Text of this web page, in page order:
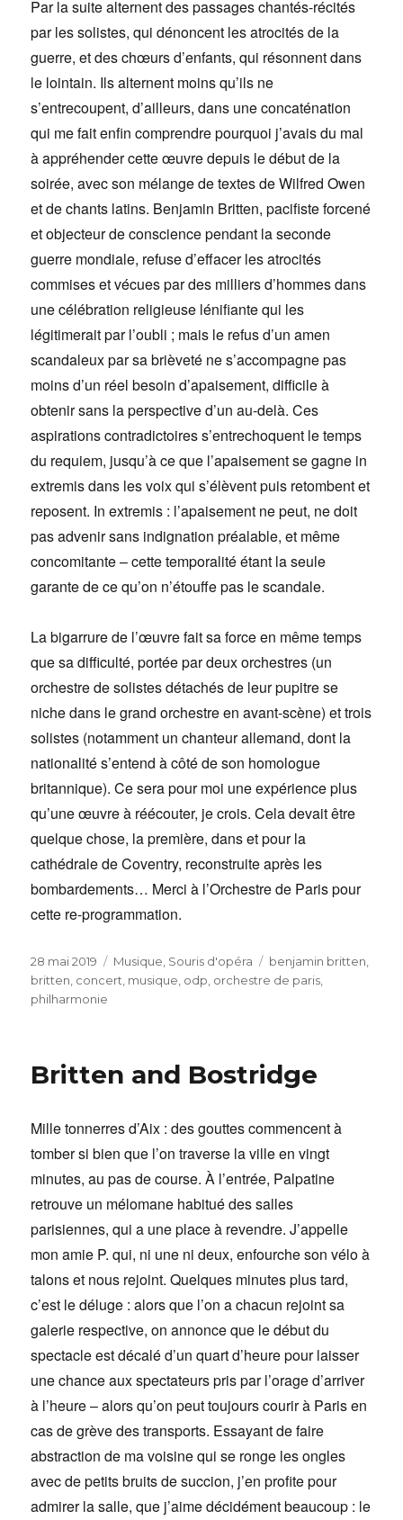
Par la suite alternent des passages chantés-récités
par les solistes, qui dénoncent les atrocités de la
guerre, et des chœurs d’enfants, qui résonnent dans
le lointain. Ils alternent moins qu’ils ne
s’entrecoupent, d’ailleurs, dans une concaténation
qui me fait enfin comprendre pourquoi j’avais du mal
à appréhender cette œuvre depuis le début de la
soirée, avec son mélange de textes de Wilfred Owen
et de chants latins. Benjamin Britten, pacifiste forcené
et objecteur de conscience pendant la seconde
guerre mondiale, refuse d’effacer les atrocités
commises et vécues par des milliers d’hommes dans
une célébration religieuse lénifiante qui les
légitimerait par l’oubli ; mais le refus d’un amen
scandaleux par sa brièveté ne s’accompagne pas
moins d’un réel besoin d’apaisement, difficile à
obtenir sans la perspective d’un au-delà. Ces
aspirations contradictoires s’entrechoquent le temps
du requiem, jusqu’à ce que l’apaisement se gagne in
extremis dans les voix qui s’élèvent puis retombent et
reposent. In extremis : l’apaisement ne peut, ne doit
pas advenir sans indignation préalable, et même
concomitante – cette temporalité étant la seule
garante de ce qu’on n’étouffe pas le scandale.
La bigarrure de l’œuvre fait sa force en même temps
que sa difficulté, portée par deux orchestres (un
orchestre de solistes détachés de leur pupitre se
niche dans le grand orchestre en avant-scène) et trois
solistes (notamment un chanteur allemand, dont la
nationalité s’entend à côté de son homologue
britannique). Ce sera pour moi une expérience plus
qu’une œuvre à réécouter, je crois. Cela devait être
quelque chose, la première, dans et pour la
cathédrale de Coventry, reconstruite après les
bombardements… Merci à l’Orchestre de Paris pour
cette re-programmation.
Publié
le
28 mai 2019 Catégories
Musique, Souris d'opéra Étiquettes
benjamin britten,
britten, concert, musique, odp, orchestre de paris,
philharmonie
Britten and Bostridge
Mille tonnerres d’Aix : des gouttes commencent à
tomber si bien que l’on traverse la ville en vingt
minutes, au pas de course. À l’entrée, Palpatine
retrouve un mélomane habitué des salles
parisiennes, qui a une place à revendre. J’appelle
mon amie P. qui, ni une ni deux, enfourche son vélo à
talons et nous rejoint. Quelques minutes plus tard,
c’est le déluge : alors que l’on a chacun rejoint sa
galerie respective, on annonce que le début du
spectacle est décalé d’un quart d’heure pour laisser
une chance aux spectateurs pris par l’orage d’arriver
à l’heure – alors qu’on peut toujours courir à Paris en
cas de grève des transports. Essayant de faire
abstraction de ma voisine qui se ronge les ongles
avec de petits bruits de succion, j’en profite pour
admirer la salle, que j’aime décidément beaucoup : le